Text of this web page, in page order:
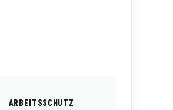
ARBEITSSCHUTZ